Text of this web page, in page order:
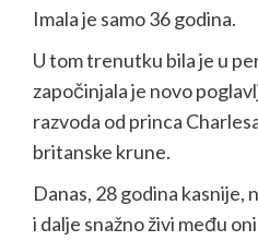
Imala je samo 36 godina.
U tom trenutku bila je u
započinjala je novo
razvoda od princa
britanske krune.
Danas, 28 godina kasnije,
i dalje snažno živi među